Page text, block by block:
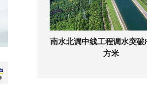
南水北调中线工程调水突破
方米